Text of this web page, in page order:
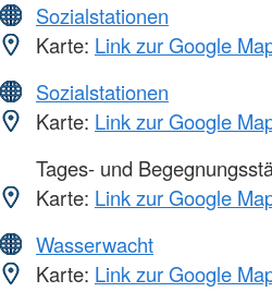
Sozialstationen
Karte: Link zur Google
Sozialstationen
Karte: Link zur Google
Tages- und
Karte: Link zur Google
Wasserwacht
Karte: Link zur Google